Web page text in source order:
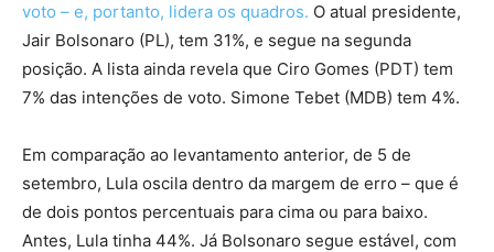
voto – e, portanto, lidera os quadros. O atual presidente,
Jair Bolsonaro (PL), tem 31%, e segue na segunda
posição. A lista ainda revela que Ciro Gomes (PDT) tem
7% das intenções de voto. Simone Tebet (MDB) tem 4%.
Em comparação ao levantamento anterior, de 5 de
setembro, Lula oscila dentro da margem de erro – que é
de dois pontos percentuais para cima ou para baixo.
Antes, Lula tinha 44%. Já Bolsonaro segue estável, com